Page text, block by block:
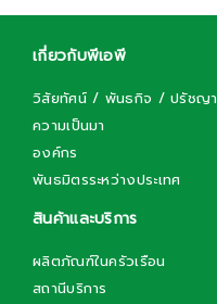
เกี่ยวกับพีเอพี
วิสัยทัศน์ / พันธกิจ / ปรัชญา
ความเป็นมา
องค์กร
พันธมิตรระหว่างประเทศ
สินค้าและบริการ
ผลิตภัณฑ์ในครัวเรือน
สถานีบริการ